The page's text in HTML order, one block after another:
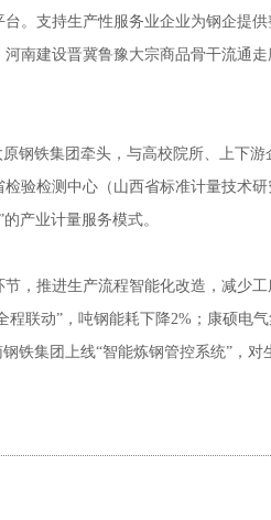
。支持生产性服务业企业为钢企提
南建设晋冀鲁豫大宗商品骨干流通
钢铁集团牵头，与高校院所、上下
验检测中心（山西省标准计量技术
产业计量服务模式。
，推进生产流程智能化改造，减少
联动”，吨钢能耗下降2%；康硕电
铁集团上线“智能炼钢管控系统”，